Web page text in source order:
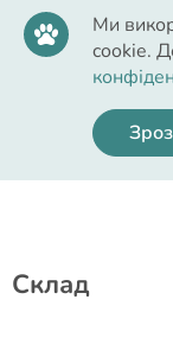
Сприяє
Служить
знижує
Полба і
Cклад
Ми
cookie.